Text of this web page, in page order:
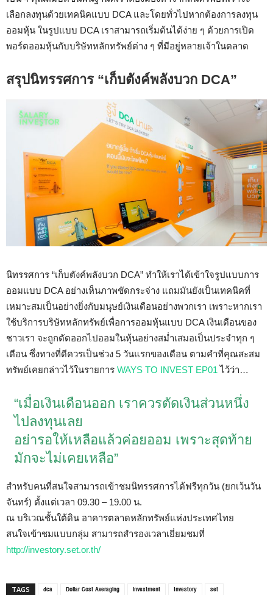
เลือกลงทุนด้วยเทคนิคแบบ DCA และโดยทั่วไปหากต้องการลงทุน
ออมหุ้น ในรูปแบบ DCA เราสามารถเริ่มต้นได้ง่าย ๆ ด้วยการเปิด
พอร์ตออมหุ้นกับบริษัทหลักทรัพย์ต่าง ๆ ที่มีอยู่หลายเจ้าในตลาด
สรุปนิทรรศการ “เก็บตังค์พลังบวก DCA”
นิทรรศการ “เก็บตังค์พลังบวก DCA” ทำให้เราได้เข้าใจรูปแบบการ
ออมแบบ DCA อย่างเห็นภาพชัดกระจ่าง แถมมันยังเป็นเทคนิคที่
เหมาะสมเป็นอย่างยิ่งกับมนุษย์เงินเดือนอย่างพวกเรา เพราะหากเรา
ใช้บริการบริษัทหลักทรัพย์เพื่อการออมหุ้นแบบ DCA เงินเดือนของ
ชาวเรา จะถูกตัดออกไปออมในหุ้นอย่างสม่ำเสมอเป็นประจำทุก ๆ
เดือน ซึ่งทางที่ดีควรเป็นช่วง 5 วันแรกของเดือน ตามคำที่คุณสะสม
ทรัพย์เคยกล่าวไว้ในรายการ WAYS TO INVEST EP01 ไว้ว่า…
“เมื่อเงินเดือนออก เราควรตัดเงินส่วนหนึ่ง
ไปลงทุนเลย
อย่ารอให้เหลือแล้วค่อยออม เพราะสุดท้าย
มักจะไม่เคยเหลือ”
สำหรับคนที่สนใจสามารถเข้าชมนิทรรศการได้ฟรีทุกวัน (ยกเว้นวัน
จันทร์) ตั้งแต่เวลา 09.30 – 19.00 น.
ณ บริเวณชั้นใต้ดิน อาคารตลาดหลักทรัพย์แห่งประเทศไทย
สนใจเข้าชมแบบกลุ่ม สามารถสำรองเวลาเยี่ยมชมที่
http://investory.set.or.th/
TAGS dca Dollar Cost Averaging investment Investory set